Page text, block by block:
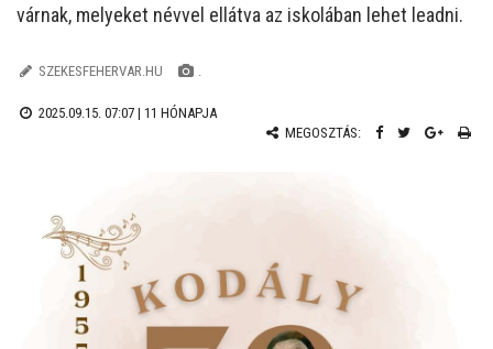
várnak, melyeket névvel ellátva az iskolában lehet leadni.
SZEKESFEHERVAR.HU .
2025.09.15. 07:07 | 11 HÓNAPJA
MEGOSZTÁS: